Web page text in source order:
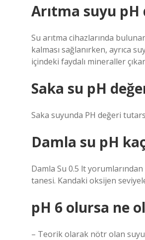
Arıtma suyu pH
Su arıtma cihazlarında
kalması sağlanırken, ayrıca
içindeki faydalı mineraller
Saka su pH
Saka suyunda PH değeri
Damla su pH
Damla Su 0.5 lt
tanesi. Kandaki oksijen
pH 6 olursa ne
– Teorik olarak nötr olan